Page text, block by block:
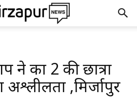
ने कक्षा 2 की छात्रा
,मिर्जापुर